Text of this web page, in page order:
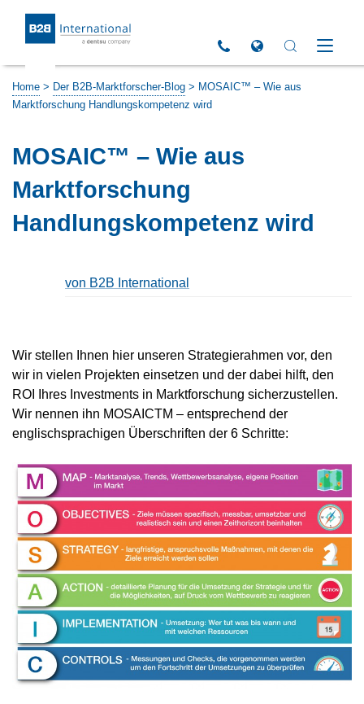
Click to call us
Home > Der B2B-Marktforscher-Blog > MOSAIC™ – Wie aus
Marktforschung Handlungskompetenz wird
MOSAIC™ – Wie aus
Marktforschung
Handlungskompetenz wird
von B2B International
Wir stellen Ihnen hier unseren Strategierahmen vor, den
wir in vielen Projekten einsetzen und der dabei hilft, den
ROI Ihres Investments in Marktforschung sicherzustellen.
Wir nennen ihn MOSAICTM – entsprechend der
englischsprachigen Überschriften der 6 Schritte: